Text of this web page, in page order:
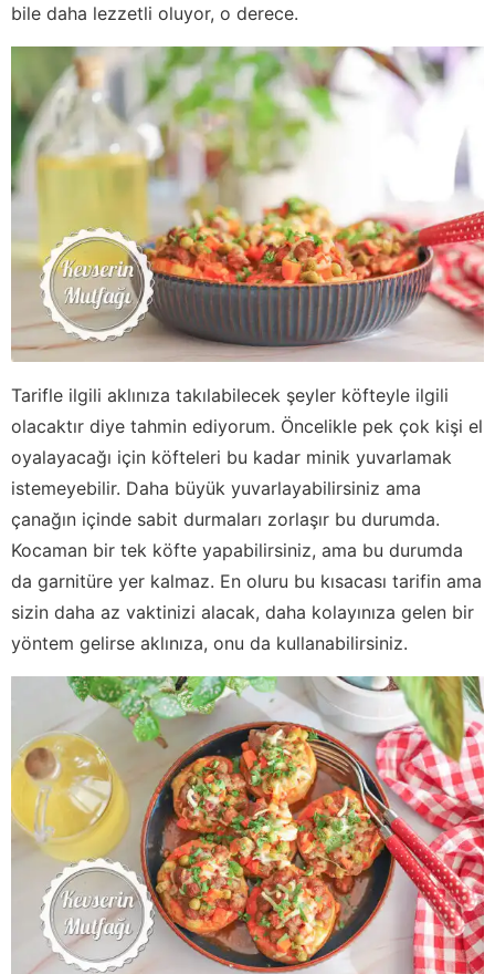
bile daha lezzetli oluyor, o derece.
Tarifle ilgili aklınıza takılabilecek şeyler köfteyle ilgili
olacaktır diye tahmin ediyorum. Öncelikle pek çok kişi el
oyalayacağı için köfteleri bu kadar minik yuvarlamak
istemeyebilir. Daha büyük yuvarlayabilirsiniz ama
çanağın içinde sabit durmaları zorlaşır bu durumda.
Kocaman bir tek köfte yapabilirsiniz, ama bu durumda
da garnitüre yer kalmaz. En oluru bu kısacası tarifin ama
sizin daha az vaktinizi alacak, daha kolayınıza gelen bir
yöntem gelirse aklınıza, onu da kullanabilirsiniz.